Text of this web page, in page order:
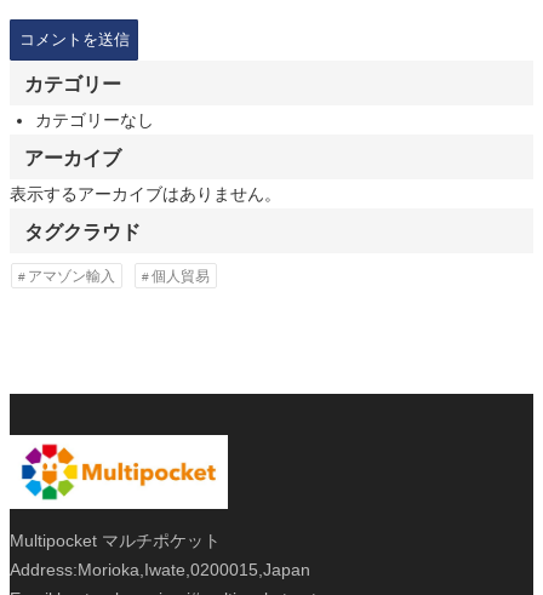
カテゴリー
カテゴリーなし
アーカイブ
表示するアーカイブはありません。
タグクラウド
アマゾン輸入 個人貿易
Multipocket マルチポケット
Address:Morioka,Iwate,0200015,Japan